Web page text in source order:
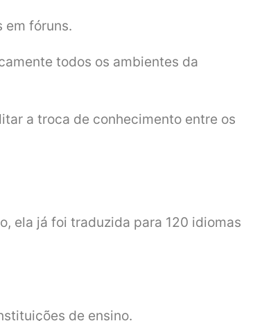
em fóruns.
todos os ambientes da
a troca de conhecimento entre os
ela já foi traduzida para 120 idiomas
de ensino.